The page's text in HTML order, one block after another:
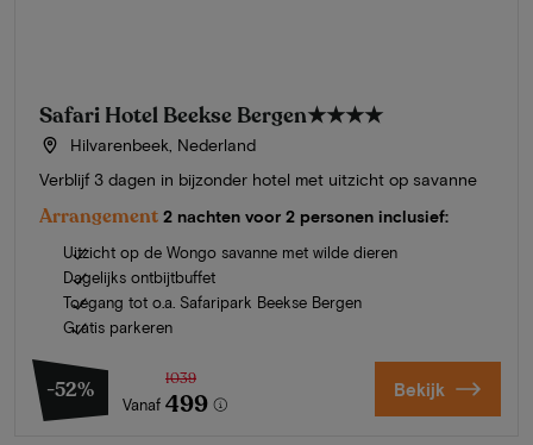
Safari Hotel Beekse Bergen★★★★
Hilvarenbeek, Nederland
Verblijf 3 dagen in bijzonder hotel met uitzicht op savanne
Arrangement 2 nachten voor 2 personen inclusief:
Uitzicht op de Wongo savanne met wilde dieren
Dagelijks ontbijtbuffet
Toegang tot o.a. Safaripark Beekse Bergen
Gratis parkeren
-52%
Vanaf
1039
499 Bekijk